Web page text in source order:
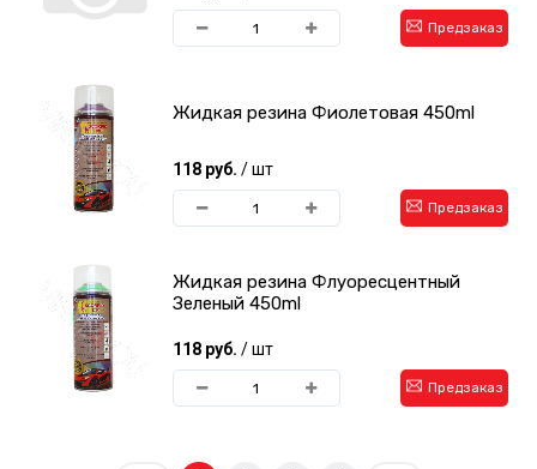
Предзаказ
Жидкая резина Фиолетовая 450ml
118 руб. / шт
Предзаказ
Жидкая резина Флуоресцентный
Зеленый 450ml
118 руб. / шт
Предзаказ